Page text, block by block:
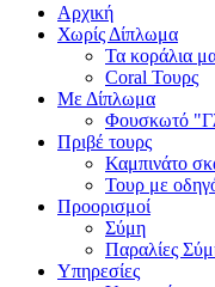
Αρχική
Χωρίς Δίπλωμα
Τα κοράλια
Coral Τουρς
Mε Δίπλωμα
Φουσκωτό
Πριβέ τουρς
Καμπινάτο
Τουρ με
Προορισμοί
Σύμη
Παραλίες
Υπηρεσίες